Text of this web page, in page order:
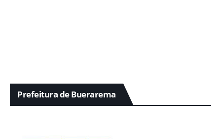
Prefeitura de Buerarema